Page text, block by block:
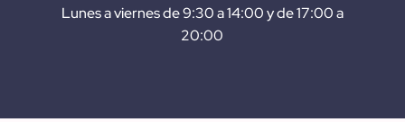
Lunes a viernes de 9:30 a 14:00 y de 17:00 a
20:00